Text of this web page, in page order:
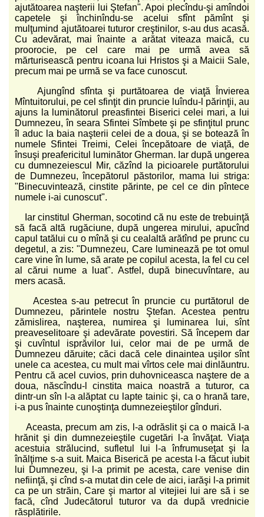
ajutătoarea naşterii lui Ştefan". Apoi plecîndu-şi amîndoi
capetele şi închinîndu-se acelui sfînt pămînt şi
mulţumind ajutătoarei tuturor creştinilor, s-au dus acasă.
Cu adevărat, mai înainte a arătat viteaza maică, cu
proorocie, pe cel care mai pe urmă avea să
mărturisească pentru icoana lui Hristos şi a Maicii Sale,
precum mai pe urmă se va face cunoscut.
Ajungînd sfînta şi purtătoarea de viaţă Învierea
Mîntuitorului, pe cel sfinţit din pruncie luîndu-l părinţii, au
ajuns la luminătorul preasfintei Biserici celei mari, a lui
Dumnezeu, în seara Sfintei Sîmbete şi pe sfinţitul prunc
îl aduc la baia naşterii celei de a doua, şi se botează în
numele Sfintei Treimi, Celei începătoare de viaţă, de
însuşi preafericitul luminător Gherman. Iar după ungerea
cu dumnezeiescul Mir, căzînd la picioarele purtătorului
de Dumnezeu, începătorul păstorilor, mama lui striga:
"Binecuvintează, cinstite părinte, pe cel ce din pîntece
numele i-ai cunoscut".
Iar cinstitul Gherman, socotind că nu este de trebuinţă
să facă altă rugăciune, după ungerea mirului, apucînd
capul tatălui cu o mînă şi cu cealaltă arătînd pe prunc cu
degetul, a zis: "Dumnezeu, Care luminează pe tot omul
care vine în lume, să arate pe copilul acesta, la fel cu cel
al cărui nume a luat". Astfel, după binecuvîntare, au
mers acasă.
Acestea s-au petrecut în pruncie cu purtătorul de
Dumnezeu, părintele nostru Ştefan. Acestea pentru
zămislirea, naşterea, numirea şi luminarea lui, sînt
preaveselitoare şi adevărate povestiri. Să începem dar
şi cuvîntul isprăvilor lui, celor mai de pe urmă de
Dumnezeu dăruite; căci dacă cele dinaintea uşilor sînt
unele ca acestea, cu mult mai vîrtos cele mai dinlăuntru.
Pentru că acel cuvios, prin duhovniceasca naştere de a
doua, născîndu-l cinstita maica noastră a tuturor, ca
dintr-un sîn l-a alăptat cu lapte tainic şi, ca o hrană tare,
i-a pus înainte cunoştinţa dumnezeieştilor gînduri.
Aceasta, precum am zis, l-a odrăslit şi ca o maică l-a
hrănit şi din dumnezeieştile cugetări l-a învăţat. Viaţa
acestuia strălucind, sufletul lui l-a înfrumuseţat şi la
înălţime s-a suit. Maica Biserică pe acesta l-a făcut iubit
lui Dumnezeu, şi l-a primit pe acesta, care venise din
nefiinţă, şi cînd s-a mutat din cele de aici, iarăşi l-a primit
ca pe un străin, Care şi martor al vitejiei lui are să i se
facă, cînd Judecătorul tuturor va da după vrednicie
răsplătirile.